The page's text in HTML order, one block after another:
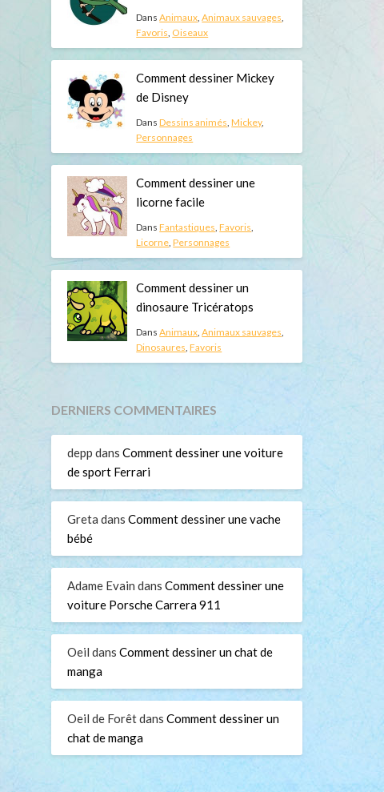
DansAnimaux ,Animaux sauvages
Favoris Oiseaux
Comment dessiner Mickey
de Disney
DansDessins animés ,Mickey,
Personnages
Comment dessiner une
licorne facile
DansFantastiques ,Favoris
Licorne ,Personnages
Comment dessiner un
dinosaure Tricératops
DansAnimaux ,Animaux sauvages
Dinosaures ,Favoris
DERNIERS COMMENTAIRES
depp dans Comment dessiner une voiture
de sport Ferrari
Greta dans Comment dessiner une vache
bébé
Adame Evain dans Comment dessiner une
voiture Porsche Carrera 911
Oeil dans Comment dessiner un chat de
manga
Oeil de Forêtdans Comment dessiner un
chat de manga